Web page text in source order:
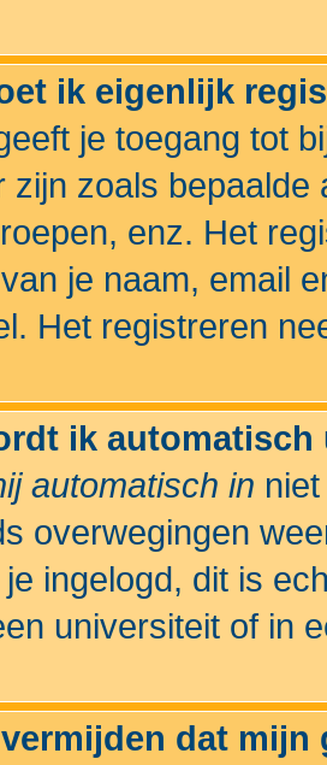
ik eigenlijk
je toegang tot
zijn zoals
enz. Het
je naam, email
Het registreren
ik
automatisch in
overwegingen
ingelogd, dit is
universiteit of in
dat